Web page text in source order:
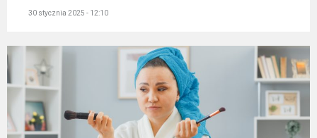
30 stycznia 2025 - 12:10